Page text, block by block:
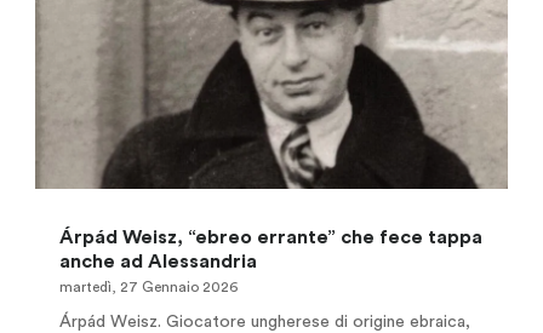
Árpád Weisz, “ebreo errante” che fece tappa
anche ad Alessandria
martedì, 27 Gennaio 2026
Árpád Weisz. Giocatore ungherese di origine ebraica,